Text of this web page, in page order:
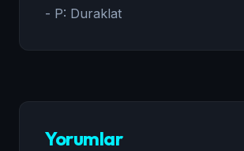
- P: Duraklat
Yorumlar